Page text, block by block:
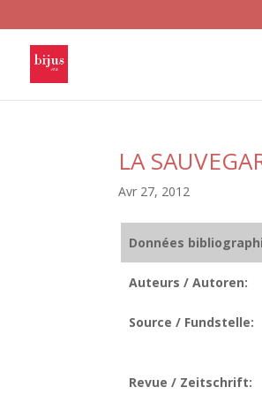
LA
Avr 27, 2012
Données
Auteurs / Autoren:
Source / Fundstelle:
Revue / Zeitschrift: